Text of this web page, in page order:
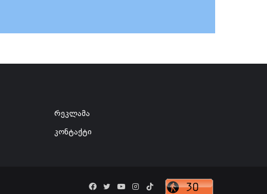
რეკლამა
კონტაქტი
FacebookTwitterYouTubeInstagram
TikTok